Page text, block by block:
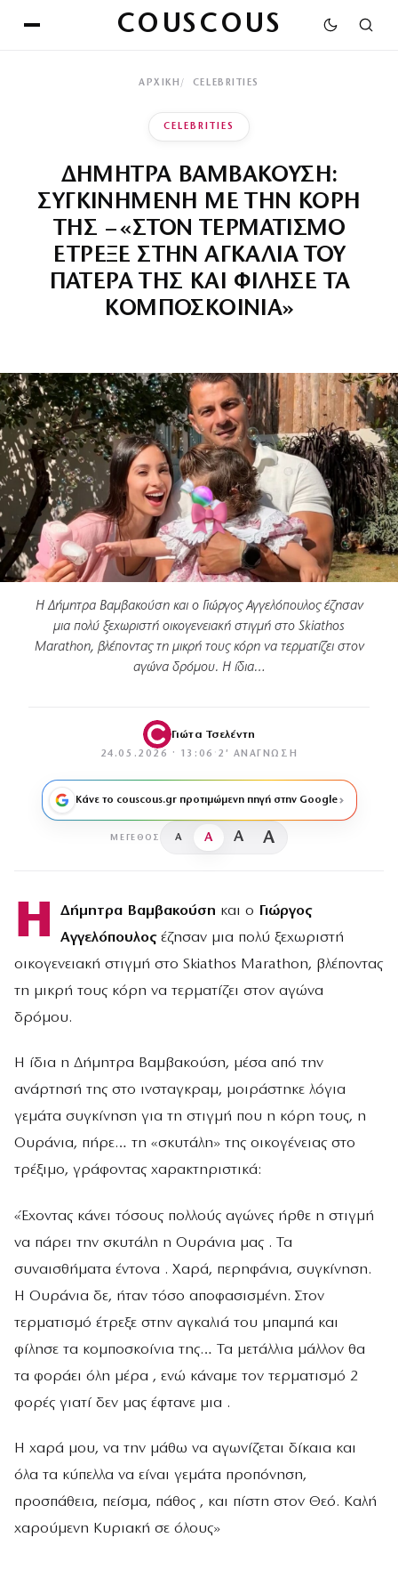
COUSCOUS
ΑΡΧΙΚΉ CELEBRITIES
CELEBRITIES
ΔΗΜΗΤΡΑ ΒΑΜΒΑΚΟΥΣΗ:
ΣΥΓΚΙΝΗΜΕΝΗ ΜΕ ΤΗΝ ΚΟΡΗ
ΤΗΣ – «ΣΤΟΝ ΤΕΡΜΑΤΙΣΜΟ
ΕΤΡΕΞΕ ΣΤΗΝ ΑΓΚΑΛΙΑ ΤΟΥ
ΠΑΤΕΡΑ ΤΗΣ ΚΑΙ ΦΙΛΗΣΕ ΤΑ
ΚΟΜΠΟΣΚΟΙΝΙΑ»
Η Δήμητρα Βαμβακούση και ο Γιώργος Αγγελόπουλος έζησαν
μια πολύ ξεχωριστή οικογενειακή στιγμή στο Skiathos
Marathon, βλέποντας τη μικρή τους κόρη να τερματίζει στον
αγώνα δρόμου. Η ίδια…
Γιώτα Τσελέντη
24.05.2026 · 13:06 · 2′ ΑΝΆΓΝΩΣΗ
Κάνε το couscous.gr προτιμώμενη πηγή στην Google
ΜΈΓΕΘΟΣ A A A A
Η Δήμητρα Βαμβακούση και ο Γιώργος
Αγγελόπουλοςέζησαν μια πολύ ξεχωριστή
οικογενειακή στιγμή στο Skiathos Marathon, βλέποντας
τη μικρή τους κόρη να τερματίζει στον αγώνα
δρόμου.
Η ίδια η Δήμητρα Βαμβακούση, μέσα από την
ανάρτησή της στο ινσταγκραμ, μοιράστηκε λόγια
γεμάτα συγκίνηση για τη στιγμή που η κόρη τους, η
Ουράνια, πήρε… τη «σκυτάλη» της οικογένειας στο
τρέξιμο, γράφοντας χαρακτηριστικά:
«Έχοντας κάνει τόσους πολλούς αγώνες ήρθε η στιγμή
να πάρει την σκυτάλη η Ουράνια μας . Τα
συναισθήματα έντονα . Χαρά, περηφάνια, συγκίνηση.
Η Ουράνια δε, ήταν τόσο αποφασισμένη. Στον
τερματισμό έτρεξε στην αγκαλιά του μπαμπά και
φίλησε τα κομποσκοίνια της… Τα μετάλλια μάλλον θα
τα φοράει όλη μέρα , ενώ κάναμε τον τερματισμό 2
φορές γιατί δεν μας έφτανε μια .
Η χαρά μου, να την μάθω να αγωνίζεται δίκαια και
όλα τα κύπελλα να είναι γεμάτα προπόνηση,
προσπάθεια, πείσμα, πάθος , και πίστη στον Θεό. Καλή
χαρούμενη Κυριακή σε όλους»